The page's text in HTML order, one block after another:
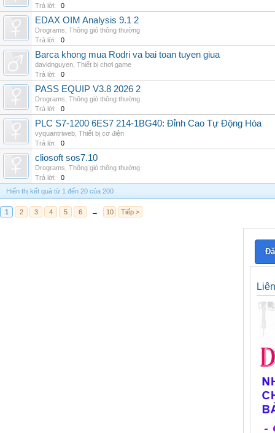
Trả lời:
0
EDAX OIM Analysis 9.1 2
Drograms Thông gió thông thường
Trả lời:
0
Barca khong mua Rodri va bai toan tuyen giua
davidnguyen Thiết bị chơi game
Trả lời:
0
PASS EQUIP V3.8 2026 2
Drograms Thông gió thông thường
Trả lời:
0
PLC S7-1200 6ES7 214-1BG40: Đỉnh Cao Tự Động Hóa
vyquantriweb Thiết bị cơ điện
Trả lời:
0
cliosoft sos7.10
Drograms Thông gió thông thường
Trả lời:
0
Hiển thị kết quả từ 1 đến 20 của 200
1 2 3 4 5 6 → 10 Tiếp >